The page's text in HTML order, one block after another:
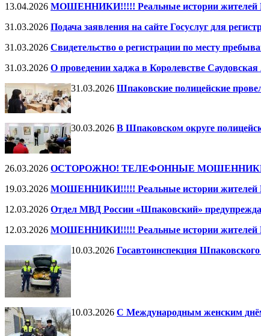
13.04.2026 МОШЕННИКИ!!!!! Реальные истории жителей
31.03.2026 Подача заявления на сайте Госуслуг для
31.03.2026 Свидетельство о регистрации по месту
31.03.2026 О проведении хаджа в Королевстве
31.03.2026 Шпаковские полицейские
30.03.2026 В Шпаковском округе
26.03.2026 ОСТОРОЖНО! ТЕЛЕФОННЫЕ МОШЕННИКИ!!!!!
19.03.2026 МОШЕННИКИ!!!!! Реальные истории жителей
12.03.2026 Отдел МВД России «Шпаковский»
12.03.2026 МОШЕННИКИ!!!!! Реальные истории жителей
10.03.2026 Госавтоинспекция
10.03.2026 С Международным женским